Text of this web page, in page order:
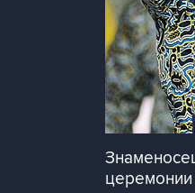
церемонии